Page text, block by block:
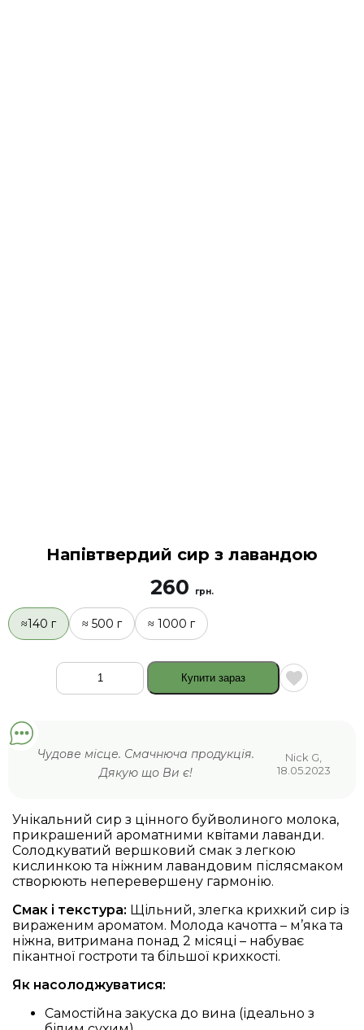
Напівтвердий сир з лавандою
260 грн.
≈140 г ≈ 500 г ≈ 1000 г
Напівтвердий
кількість
Купити зараз
Чудове місце. Смачнюча продукція.
Дякую що Ви є!
Nick G,
18.05.2023
Унікальний сир з цінного буйволиного молока,
прикрашений ароматними квітами лаванди.
Солодкуватий вершковий смак з легкою
кислинкою та ніжним лавандовим післясмаком
створюють неперевершену гармонію.
Смак і текстура: Щільний, злегка крихкий сир із
вираженим ароматом. Молода качотта – м’яка та
ніжна, витримана понад 2 місяці – набуває
пікантної гостроти та більшої крихкості.
Як насолоджуватися:
Самостійна закуска до вина (ідеально з